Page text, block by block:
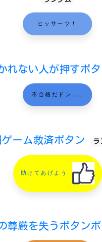
ヒッサーツ！
れない人が押すボ
不合格だドン……
ゲーム救済ボタン ラ
助けてあげよう
尊厳を失うボタン